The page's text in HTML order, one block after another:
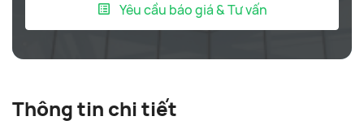
Yêu cầu báo giá & Tư vấn
Thông tin chi tiết